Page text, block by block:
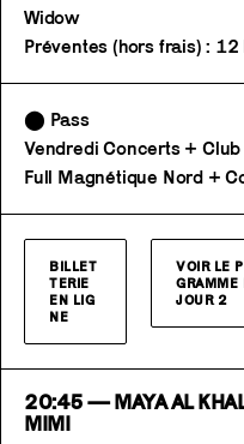
Widow
Préventes (hors frais) : 12
⬤ Pass
Vendredi Concerts +
Full Magnétique Nord +
BILLET
TERIE
EN LIG
NE
VOIR LE
GRAMME
JOUR 2
20:45 — MAYA AL
MIMI